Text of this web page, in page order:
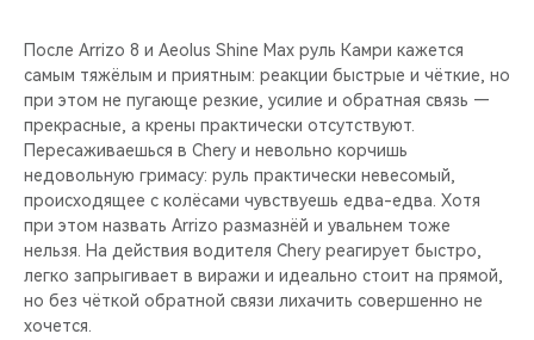
После Arrizo 8 и Aeolus Shine Max руль Камри кажется
самым тяжёлым и приятным: реакции быстрые и чёткие, но
при этом не пугающе резкие, усилие и обратная связь —
прекрасные, а крены практически отсутствуют.
Пересаживаешься в Chery и невольно корчишь
недовольную гримасу: руль практически невесомый,
происходящее с колёсами чувствуешь едва-едва. Хотя
при этом назвать Arrizo размазнёй и увальнем тоже
нельзя. На действия водителя Chery реагирует быстро,
легко запрыгивает в виражи и идеально стоит на прямой,
но без чёткой обратной связи лихачить совершенно не
хочется.